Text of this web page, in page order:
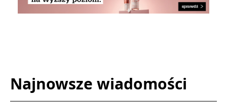
Najnowsze wiadomości